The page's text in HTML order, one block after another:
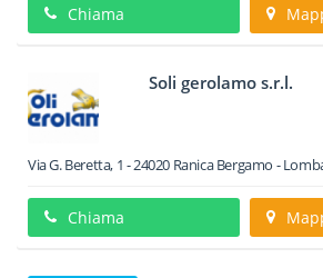
Chiama
Soli gerolamo s.r.l.
Via G. Beretta, 1 -24020 RanicaBergamo -
Chiama